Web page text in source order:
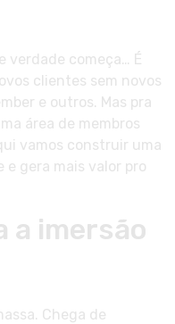
verdade começa… É
clientes sem novos
e outros. Mas pra
área de membros
vamos construir uma
gera mais valor pro
a imersão
Chega de